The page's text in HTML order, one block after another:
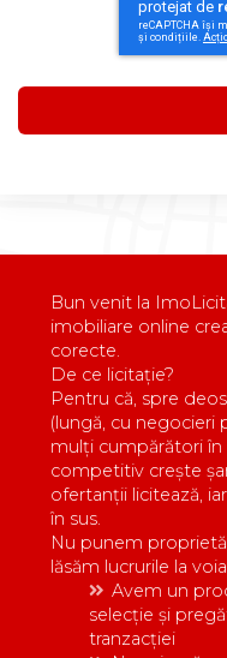
Bun venit la
imobiliare online
corecte.
De ce licitație?
Pentru că, spre
(lungă, cu negocieri
mulți cumpărători în
competitiv crește
ofertanții licitează,
în sus.
Nu punem
lăsăm lucrurile la
Avem un
selecție și
tranzacției